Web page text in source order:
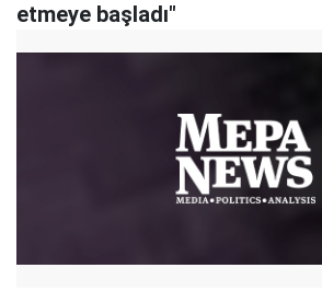
etmeye başladı"